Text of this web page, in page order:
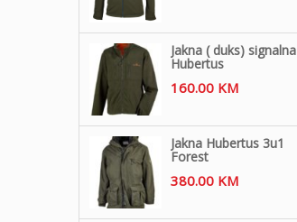
Jakna ( duks) signalna
Hubertus
160.00 KM
Jakna Hubertus 3u1
Forest
380.00 KM